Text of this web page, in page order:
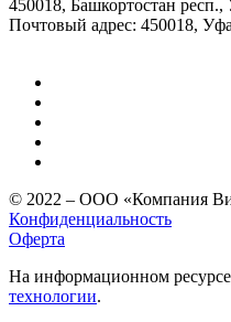
450018, Башкортостан
Почтовый адрес: 450018, Уфа
© 2022 – ООО «Компания
Конфиденциальность
Оферта
На информационном
технологии.